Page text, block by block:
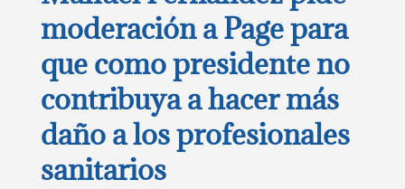
moderación a Page para
que como presidente no
contribuya a hacer más
daño a los profesionales
sanitarios